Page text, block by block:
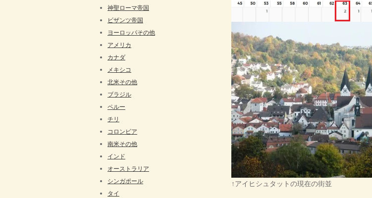
↑アイヒシュタットの現在の街並
神聖ローマ帝国
ビザンツ帝国
ヨーロッパその他
アメリカ
カナダ
メキシコ
北米その他
ブラジル
ペルー
チリ
コロンビア
南米その他
インド
オーストラリア
シンガポール
タイ